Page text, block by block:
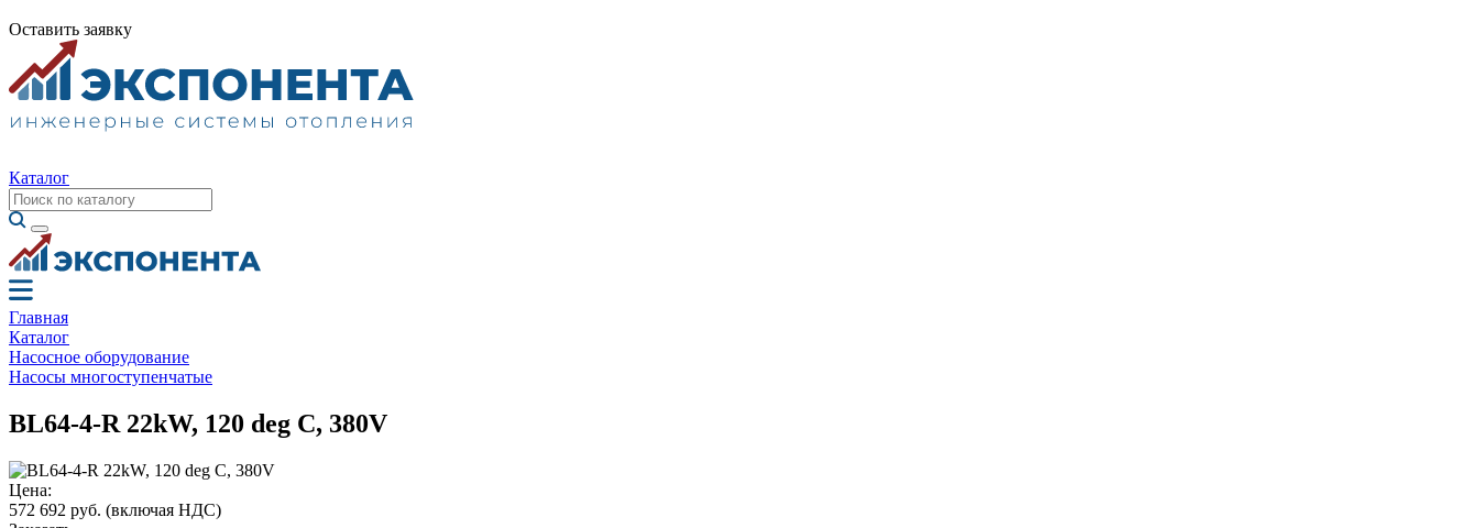
Оставить заявку
Каталог
Главная
Каталог
Насосное оборудование
Насосы многоступенчатые
BL64-4-R 22kW, 120 deg C, 380V
Цена:
572 692 руб. (включая НДС)